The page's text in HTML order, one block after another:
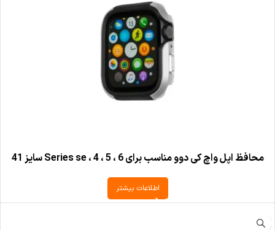
محافظ اپل واچ کی دوو مناسب برای Series se ، 4 ، 5 ، 6 سایز 41
اطلاعات بیشتر